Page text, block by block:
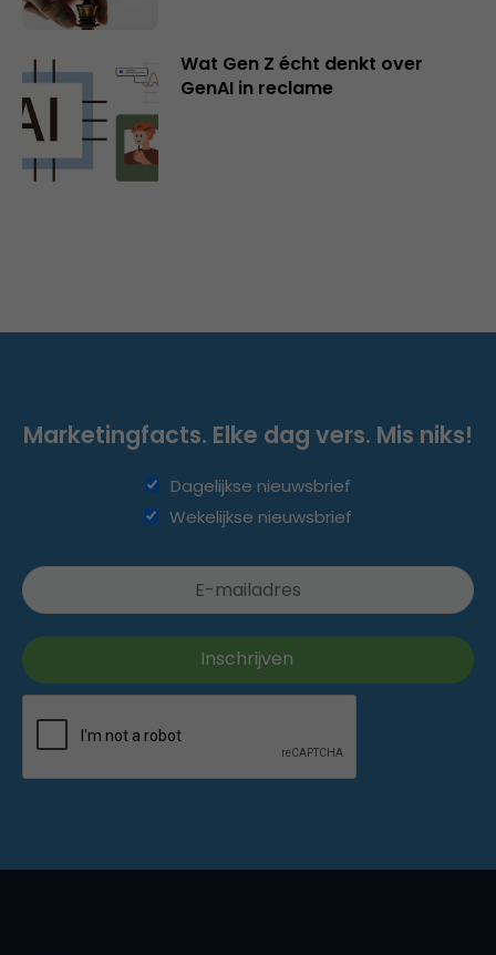
Wat Gen Z écht denkt over
GenAI in reclame
Marketingfacts. Elke dag vers. Mis niks!
Dagelijkse nieuwsbrief
Wekelijkse nieuwsbrief